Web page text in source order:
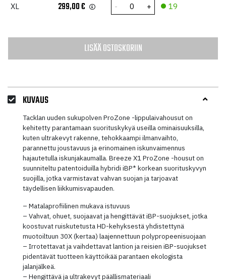
XL 299,00€ 19
LISÄÄ OSTOSKORIIN
KUVAUS
Tacklan uuden sukupolven ProZone -lippulaivahousut on
kehitetty parantamaan suorituskykyä useilla ominaisuuksilla,
kuten ultrakevyt rakenne, tehokkaampi ilmanvaihto,
parannettu joustavuus ja erinomainen iskunvaimennus
hajautetulla iskunjakaumalla. Breeze X1 ProZone -housut on
suunniteltu patentoiduilla hybridi iBP* korkean suorituskyvyn
suojilla, jotka varmistavat vahvan suojan ja tarjoavat
täydellisen liikkumisvapauden.
– Matalaprofiilinen mukava istuvuus
– Vahvat, ohuet, suojaavat ja hengittävät iBP-suojukset, jotka
koostuvat ruiskutetusta HD-kehyksestä yhdistettynä
muotoiltuun 30X (kertaa) laajennettuun polypropeenisuojaan
– Irrotettavat ja vaihdettavat lantion ja reisien iBP-suojukset
pidentävät tuotteen käyttöikää parantaen ekologista
jalanjälkeä.
– Hengittävä ja ultrakevyt päällismateriaali